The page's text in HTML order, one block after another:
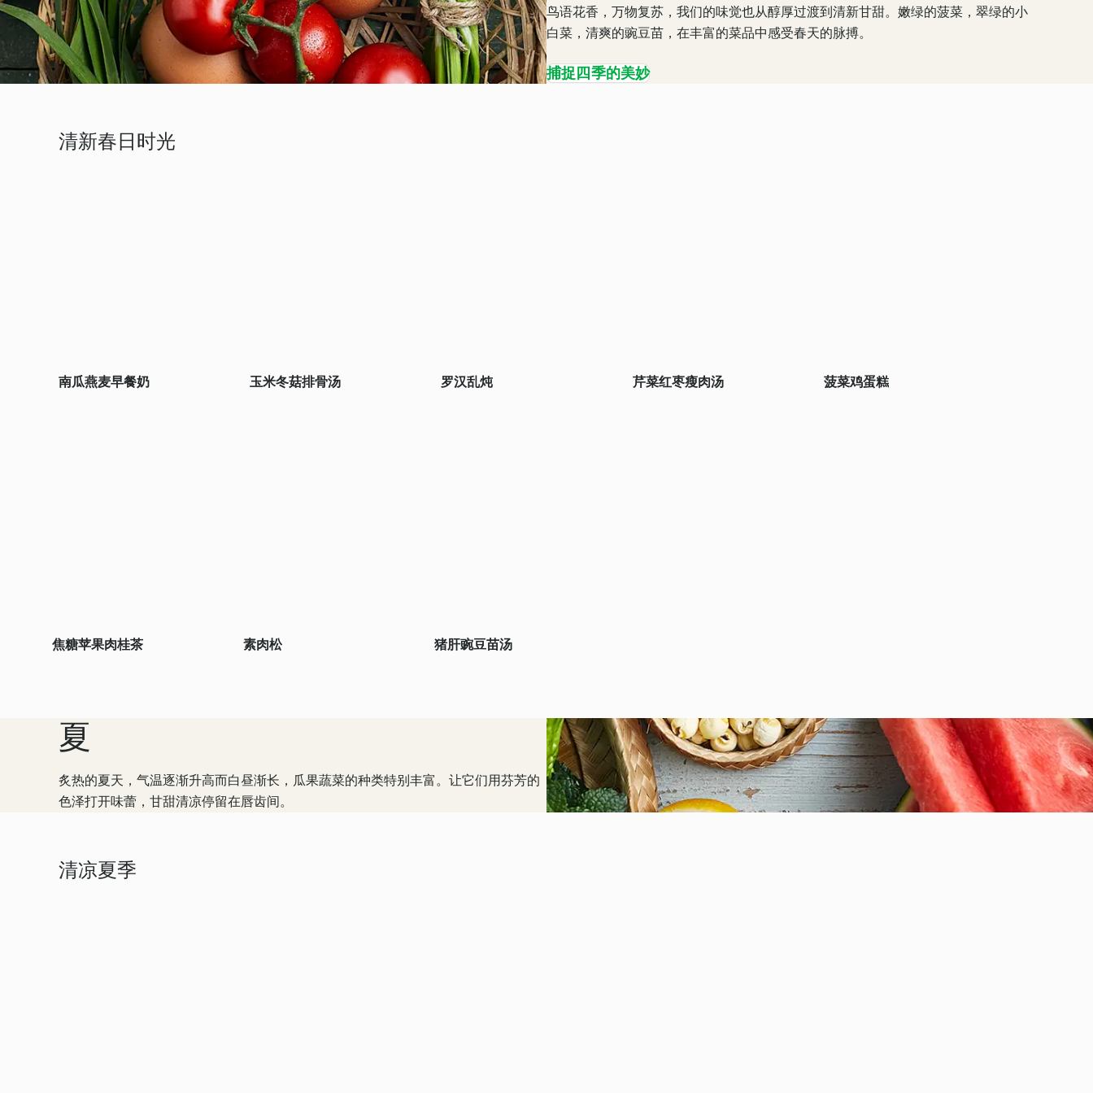
鸟语花香，万物复苏，我们的味觉也从醇厚过渡到清新甘甜。嫩绿的菠菜，翠绿的小
白菜，清爽的豌豆苗，在丰富的菜品中感受春天的脉搏。
捕捉四季的美妙
清新春日时光
南瓜燕麦早餐奶 玉米冬菇排骨汤 罗汉乱炖 芹菜红枣瘦肉汤 菠菜鸡蛋糕
焦糖苹果肉桂茶 素肉松 猪肝豌豆苗汤
夏
炙热的夏天，气温逐渐升高而白昼渐长，瓜果蔬菜的种类特别丰富。让它们用芬芳的
色泽打开味蕾，甘甜清凉停留在唇齿间。
清凉夏季